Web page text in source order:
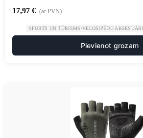
17,97 € (ar PVN)
SPORTS UN TŪRISMS/VELOSIPĒDU
Pievienot grozam